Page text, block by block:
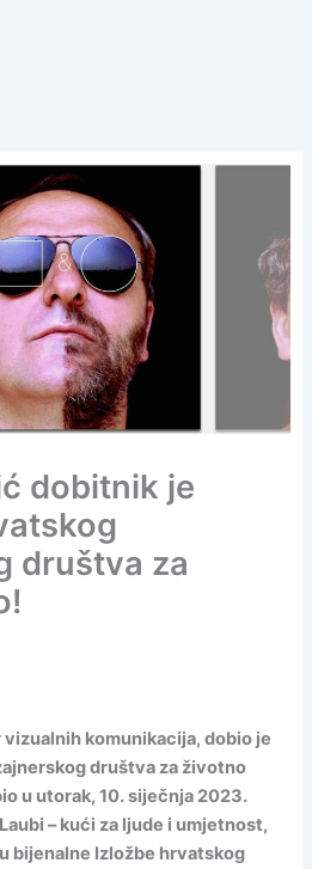
dobitnik je
društva za
komunikacija, dobio je
društva za životno
u utorak, 10. siječnja 2023.
– kući za ljude i umjetnost,
bijenalne Izložbe hrvatskog